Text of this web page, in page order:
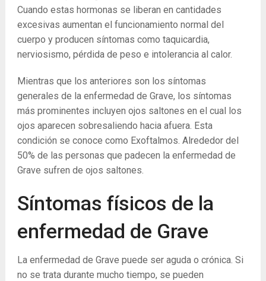
Cuando estas hormonas se liberan en cantidades
excesivas aumentan el funcionamiento normal del
cuerpo y producen síntomas como taquicardia,
nerviosismo, pérdida de peso e intolerancia al calor.
Mientras que los anteriores son los síntomas
generales de la enfermedad de Grave, los síntomas
más prominentes incluyen ojos saltones en el cual los
ojos aparecen sobresaliendo hacia afuera. Esta
condición se conoce como Exoftalmos. Alrededor del
50% de las personas que padecen la enfermedad de
Grave sufren de ojos saltones.
Síntomas físicos de la
enfermedad de Grave
La enfermedad de Grave puede ser aguda o crónica. Si
no se trata durante mucho tiempo, se pueden